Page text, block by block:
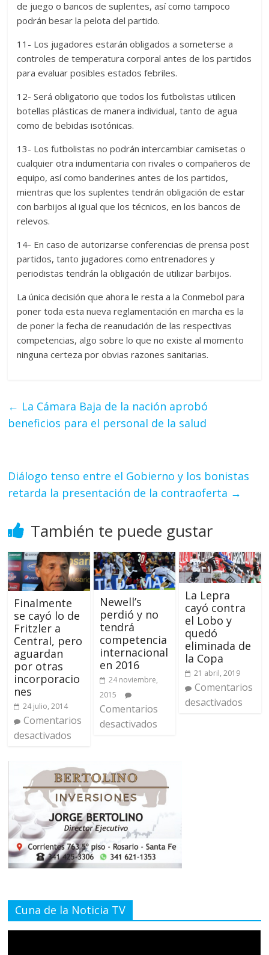
de juego o bancos de suplentes, así como tampoco
podrán besar la pelota del partido.
11- Los jugadores estarán obligados a someterse a
controles de temperatura corporal antes de los partidos
para evaluar posibles estados febriles.
12- Será obligatorio que todos los futbolistas utilicen
botellas plásticas de manera individual, tanto de agua
como de bebidas isotónicas.
13- Los futbolistas no podrán intercambiar camisetas o
cualquier otra indumentaria con rivales o compañeros de
equipo, así como banderines antes de los partidos,
mientras que los suplentes tendrán obligación de estar
con barbijos al igual que los técnicos, en los bancos de
relevos.
14- En caso de autorizarse conferencias de prensa post
partidos, tanto jugadores como entrenadores y
periodistas tendrán la obligación de utilizar barbijos.
La única decisión que ahora le resta a la Conmebol para
poner toda esta nueva reglamentación en marcha es la
de poner la fecha de reanudación de las respectivas
competencias, algo sobre lo que no existe al momento
ninguna certeza por obvias razones sanitarias.
← La Cámara Baja de la nación aprobó
beneficios para el personal de la salud
Diálogo tenso entre el Gobierno y los bonistas
retarda la presentación de la contraoferta →
También te puede gustar
Finalmente
se cayó lo de
Fritzler a
Central, pero
aguardan
por otras
incorporacio
nes
24 julio, 2014
Comentarios
desactivados
Newell’s
perdió y no
tendrá
competencia
internacional
en 2016
24 noviembre,
2015
Comentarios
desactivados
La Lepra
cayó contra
el Lobo y
quedó
eliminada de
la Copa
21 abril, 2019
Comentarios
desactivados
Cuna de la Noticia TV